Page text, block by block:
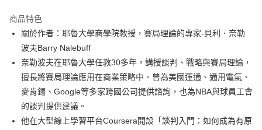
街口支付
悠遊付
ATM付款
運送方式
宅配
商品特色
關於作者：耶魯大學商學院教授，賽局理論的專家-貝利．奈勒
波夫Barry Nalebuff
奈勒波夫在耶魯大學任教30多年，講授談判、戰略與賽局理論，
擅長將賽局理論應用在商業策略中。曾為美國運通、通用電氣、
麥肯錫、Google等多家跨國公司提供諮詢，也為NBA與球員工會
的談判提供建議。
他在大型線上學習平台Coursera開設「談判入門：如何成為有原